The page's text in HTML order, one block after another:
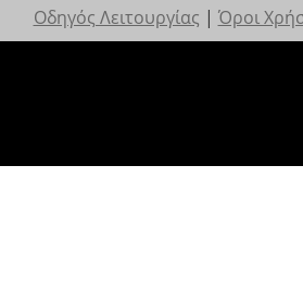
Οδηγός Λειτουργίας | Όροι